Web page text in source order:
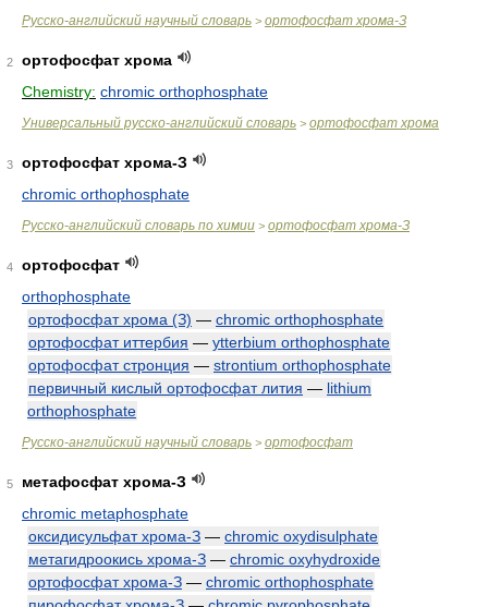
Русско-английский научный словарь > ортофосфат хрома-З
2
ортофосфат хрома
Chemistry: chromic orthophosphate
Универсальный русско-английский словарь > ортофосфат хрома
3
ортофосфат хрома-З
chromic orthophosphate
Русско-английский словарь по химии > ортофосфат хрома-З
4
ортофосфат
orthophosphate
ортофосфат хрома (З) — chromic orthophosphate
ортофосфат иттербия — ytterbium orthophosphate
ортофосфат стронция — strontium orthophosphate
первичный кислый ортофосфат лития — lithium
orthophosphate
Русско-английский научный словарь > ортофосфат
5
метафосфат хрома-З
chromic metaphosphate
оксидисульфат хрома-З — chromic oxydisulphate
метагидроокись хрома-З — chromic oxyhydroxide
ортофосфат хрома-З — chromic orthophosphate